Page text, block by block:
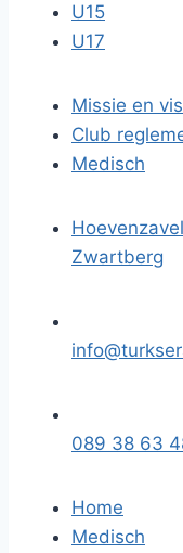
U15
U17
Missie en
Club
Medisch
Zwartberg
089 38 63
Home
Medisch